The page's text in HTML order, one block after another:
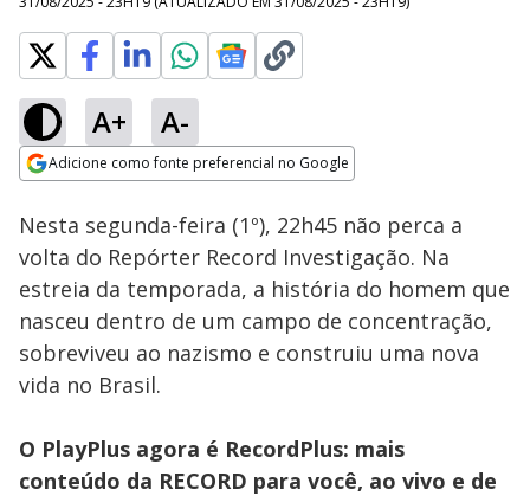
A+ A-
Adicione como fonte preferencial no Google
Ativar
Loaded
61.72%
Nesta segunda-feira (1º), 22h45 não perca a
volta do Repórter Record Investigação. Na
estreia da temporada, a história do homem que
nasceu dentro de um campo de concentração,
sobreviveu ao nazismo e construiu uma nova
vida no Brasil.
O PlayPlus agora é RecordPlus: mais
conteúdo da RECORD para você, ao vivo e de